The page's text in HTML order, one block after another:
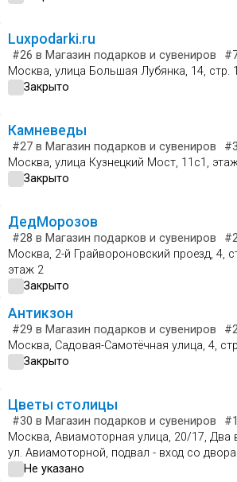
Luxpodarki.ru
#26 в Магазин подарков и сувениров
Москва, улица Большая Лубянка, 14, стр.
Закрыто
Камневеды
#27 в Магазин подарков и сувениров #3
Москва, улица Кузнецкий Мост, 11с1,
Закрыто
ДедМорозов
#28 в Магазин подарков и сувениров
Москва, 2-й Грайвороновский проезд, 4,
этаж 2
Закрыто
Антикзон
#29 в Магазин подарков и сувениров
Москва, Садовая-Самотёчная улица, 4,
Закрыто
Цветы столицы
#30 в Магазин подарков и сувениров
Москва, Авиамоторная улица, 20/17, Два
ул. Авиамоторной, подвал - вход со двора
Не указано